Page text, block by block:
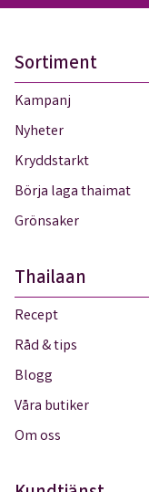
Sortiment
Kampanj
Nyheter
Kryddstarkt
Börja laga thaimat
Grönsaker
Thailaan
Recept
Råd & tips
Blogg
Våra butiker
Om oss